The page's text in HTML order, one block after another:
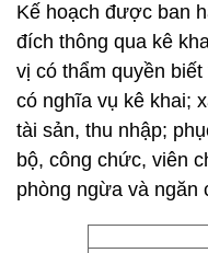
Kế hoạch được ban
đích thông qua kê
vị có thẩm quyền
có nghĩa vụ kê khai;
tài sản, thu nhập;
bộ, công chức, viên
phòng ngừa và ngăn